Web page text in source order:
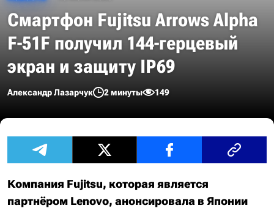
Смартфон Fujitsu Arrows Alpha
F-51F получил 144-герцевый
экран и защиту IP69
Александр Лазарчук 2 минуты 149
Компания Fujitsu, которая является
партнёром Lenovo, анонсировала в Японии